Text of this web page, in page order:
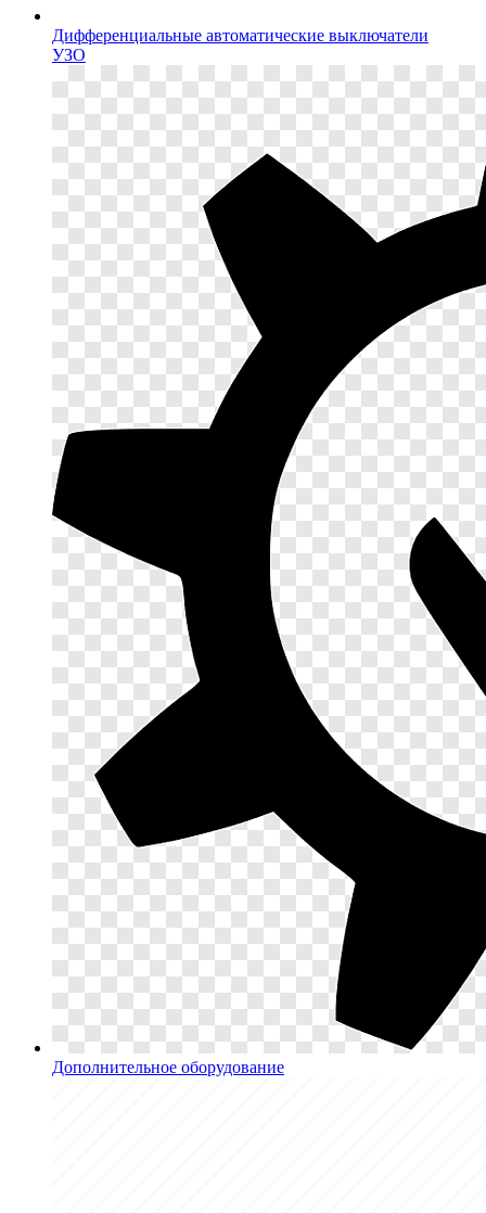
Дифференциальные автоматические выключатели
УЗО
Дополнительное оборудование